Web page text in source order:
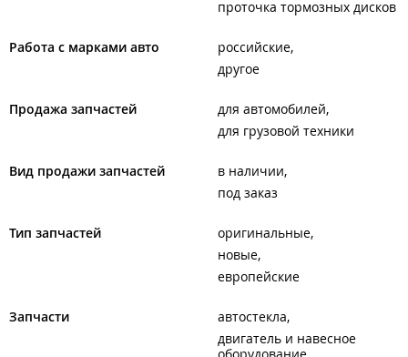
проточка тормозных дисков
Работа с марками авто
российские
другое
Продажа запчастей
для автомобилей
для грузовой техники
Вид продажи запчастей
в наличии
под заказ
Тип запчастей
оригинальные
новые
европейские
Запчасти
автостекла
двигатель и навесное